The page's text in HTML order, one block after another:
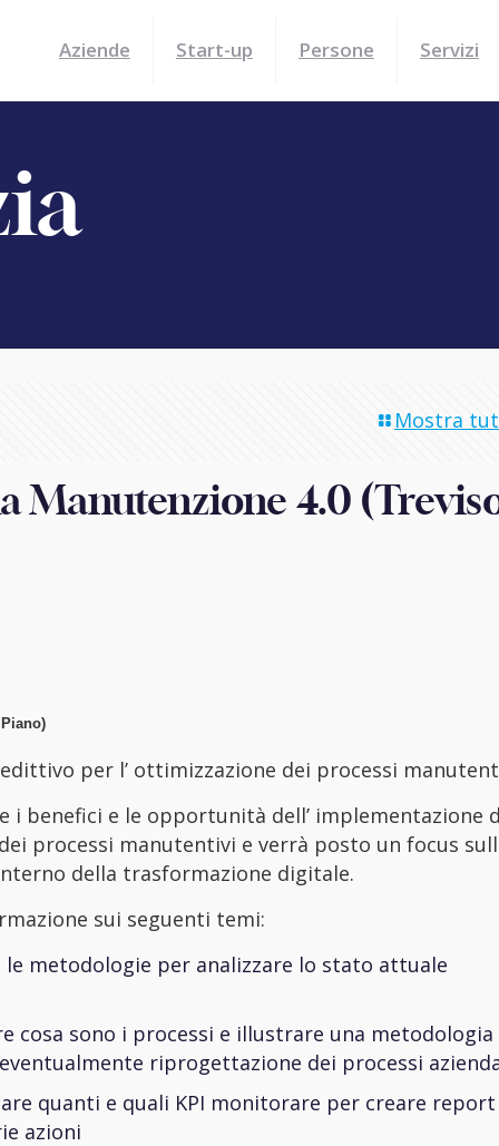
Aziende Start-up Persone Servizi
Mostra
Manutenzione 4.0
per l’ ottimizzazione dei processi
e le opportunità dell’ implementazione
processi manutentivi e verrà posto un focus
della trasformazione digitale.
sui seguenti temi:
metodologie per analizzare lo stato attuale
cosa sono i processi e illustrare una
riprogettazione dei processi
quanti e quali KPI monitorare per creare
azioni